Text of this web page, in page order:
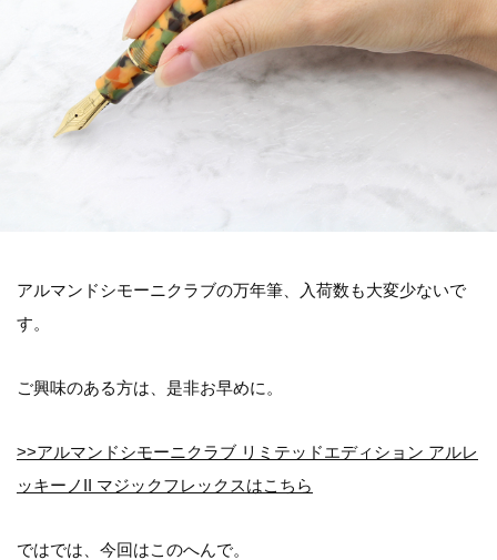
アルマンドシモーニクラブの万年筆、入荷数も大変少ないで
す。
ご興味のある方は、是非お早めに。
>>アルマンドシモーニクラブ リミテッドエディション アルレ
ッキーノII マジックフレックスはこちら
ではでは、今回はこのへんで。